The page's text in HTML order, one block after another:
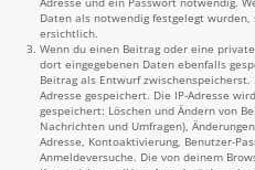
Daten als notwendig festgelegt
ersichtlich.
Wenn du einen Beitrag oder eine
dort eingegebenen Daten ebenfalls
Beitrag als Entwurf
Adresse gespeichert. Die IP-Adresse
gespeichert: Löschen und Ändern von
Nachrichten und Umfragen),
Adresse, Kontoaktivierung, Benutzer-
Anmeldeversuche. Die von deinem